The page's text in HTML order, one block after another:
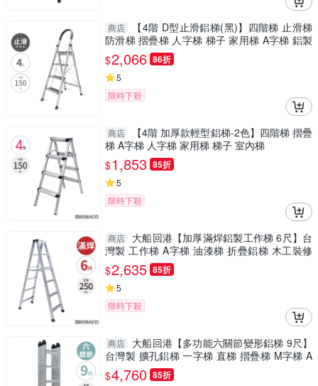
商店
【4階 D型止滑鋁梯(黑)】四階梯 止滑梯
防滑梯 摺疊梯 人字梯 梯子 家用梯 A字梯 鋁製
梯
$2,066 86折
5
限時下殺
商店
【4階 加厚款輕型鋁梯-2色】四階梯 摺疊
梯 A字梯 人字梯 家用梯 梯子 室內梯
$1,853 85折
5
限時下殺
商店
大船回港【加厚滿焊鋁製工作梯 6尺】台
灣製 工作梯 A字梯 油漆梯 折疊鋁梯 木工裝修
梯子
$2,635 85折
5
限時下殺
商店
大船回港【多功能六關節變形鋁梯 9尺】
台灣製 擴孔鋁梯 一字梯 直梯 摺疊梯 M字梯 A
字梯 工具梯
$4,760 85折